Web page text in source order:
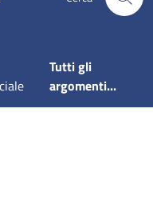
Tutti gli
argomenti...